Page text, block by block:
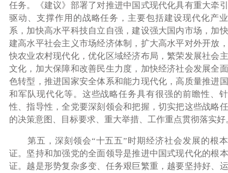
任务。《建议》部署了对推进中国式现代化具有重大牵
驱动、支撑作用的战略任务，主要包括建设现代化产
系，加快高水平科技自立自强，建设强大国内市场，加
建高水平社会主义市场经济体制，扩大高水平对外开放
快农业农村现代化，优化区域经济布局，繁荣发展社会
文化，加大保障和改善民生力度，加快经济社会发展全
色转型，推进国家安全体系和能力现代化，高质量推进
和军队现代化等。这些战略任务具有很强的前瞻性、
性、指导性，全党要深刻领会和把握，切实把这些战略
的决策意图、目标要求、重大举措、工作重点贯彻落实好
第五，深刻领会“十五五”时期经济社会发展的根
证。坚持和加强党的全面领导是推进中国式现代化的根
证。越是形势复杂多变、任务艰巨繁重，越要坚持好、